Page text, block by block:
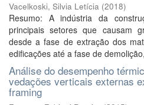
Vacelkoski, Silvia Letícia (2018)
Resumo: A indústria da
principais setores que causam
desde a fase de extração dos
edificações até a fase de
Análise do desempenho
vedações verticais externas
framing